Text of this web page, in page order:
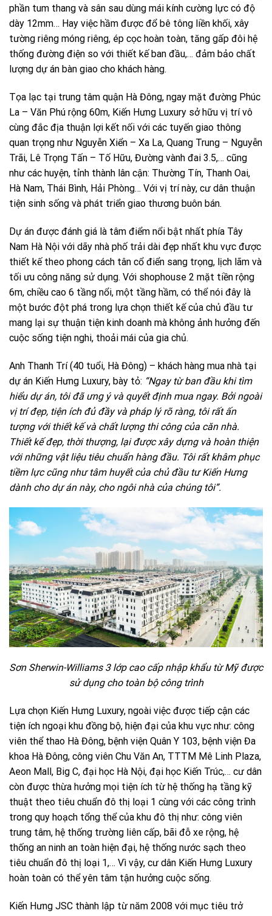
phần tum thang và sân sau dùng mái kính cường lực có độ
dày 12mm… Hay việc hầm được đổ bê tông liền khối, xây
tường riêng móng riêng, ép cọc hoàn toàn, tăng gấp đôi hệ
thống đường điện so với thiết kế ban đầu,… đảm bảo chất
lượng dự án bàn giao cho khách hàng.
Tọa lạc tại trung tâm quận Hà Đông, ngay mặt đường Phúc
La – Văn Phú rộng 60m, Kiến Hưng Luxury sở hữu vị trí vô
cùng đắc địa thuận lợi kết nối với các tuyến giao thông
quan trọng như Nguyễn Xiển – Xa La, Quang Trung – Nguyễn
Trãi, Lê Trọng Tấn – Tố Hữu, Đường vành đai 3.5,… cũng
như các huyện, tỉnh thành lân cận: Thường Tín, Thanh Oai,
Hà Nam, Thái Bình, Hải Phòng… Với vị trí này, cư dân thuận
tiện sinh sống và phát triển giao thương buôn bán.
Dự án được đánh giá là tâm điểm nổi bật nhất phía Tây
Nam Hà Nội với dãy nhà phố trải dài đẹp nhất khu vực được
thiết kế theo phong cách tân cổ điển sang trọng, lịch lãm và
tối ưu công năng sử dụng. Với shophouse 2 mặt tiền rộng
6m, chiều cao 6 tầng nổi, một tầng hầm, có thể nói đây là
một bước đột phá trong lựa chọn thiết kế của chủ đầu tư
mang lại sự thuận tiện kinh doanh mà không ảnh hưởng đến
cuộc sống tiện nghi, thoải mái của gia chủ.
Anh Thanh Trí (40 tuổi, Hà Đông) – khách hàng mua nhà tại
dự án Kiến Hưng Luxury, bày tỏ: “Ngay từ ban đầu khi tìm
hiểu dự án, tôi đã ưng ý và quyết định mua ngay. Bởi ngoài
vị trí đẹp, tiện ích đủ đầy và pháp lý rõ ràng, tôi rất ấn
tượng với thiết kế và chất lượng thi công của căn nhà.
Thiết kế đẹp, thời thượng, lại được xây dựng và hoàn thiện
với những vật liệu tiêu chuẩn hàng đầu. Tôi rất khâm phục
tiềm lực cũng như tâm huyết của chủ đầu tư Kiến Hưng
dành cho dự án này, cho ngôi nhà của chúng tôi”.
Sơn Sherwin-Williams 3 lớp cao cấp nhập khẩu từ Mỹ được
sử dụng cho toàn bộ công trình
Lựa chọn Kiến Hưng Luxury, ngoài việc được tiếp cận các
tiện ích ngoại khu đồng bộ, hiện đại của khu vực như: công
viên thể thao Hà Đông, bệnh viện Quân Y 103, bệnh viện Đa
khoa Hà Đông, công viên Chu Văn An, TTTM Mê Linh Plaza,
Aeon Mall, Big C, đại học Hà Nội, đại học Kiến Trúc,… cư dân
còn được thừa hưởng mọi tiện ích từ hệ thống hạ tầng kỹ
thuật theo tiêu chuẩn đô thị loại 1 cùng với các công trình
trong quy hoạch tổng thể của khu đô thị như: công viên
trung tâm, hệ thống trường liên cấp, bãi đỗ xe rộng, hệ
thống an ninh an toàn hiện đại, hệ thống nước sạch theo
tiêu chuẩn đô thị loại 1,… Vì vậy, cư dân Kiến Hưng Luxury
hoàn toàn có thể yên tâm tận hưởng cuộc sống.
Kiến Hưng JSC thành lập từ năm 2008 với mục tiêu trở